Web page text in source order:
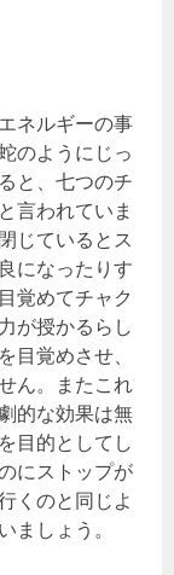
ネルギーの事
のようにじっ
と、七つのチ
言われていま
じているとス
になったりす
覚めてチャク
が授かるらし
目覚めさせ、
ん。またこれ
的な効果は無
目的としてし
にストップが
くのと同じよ
ましょう。